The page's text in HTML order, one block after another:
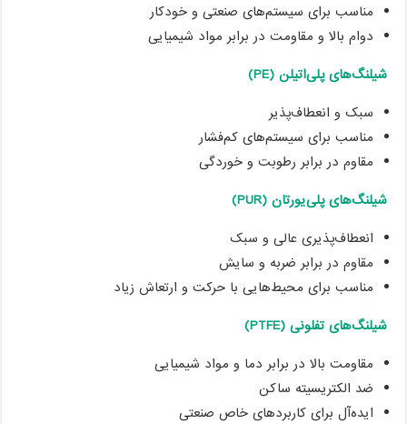
مناسب برای سیستم‌های صنعتی و خودکار
دوام بالا و مقاومت در برابر مواد شیمیایی
شیلنگ‌های پلی‌اتیلن (PE)
سبک و انعطاف‌پذیر
مناسب برای سیستم‌های کم‌فشار
مقاوم در برابر رطوبت و خوردگی
شیلنگ‌های پلی‌یورتان (PUR)
انعطاف‌پذیری عالی و سبک
مقاوم در برابر ضربه و سایش
مناسب برای محیط‌هایی با حرکت و ارتعاش زیاد
شیلنگ‌های تفلونی (PTFE)
مقاومت بالا در برابر دما و مواد شیمیایی
ضد الکتریسیته ساکن
ایده‌آل برای کاربردهای خاص صنعتی